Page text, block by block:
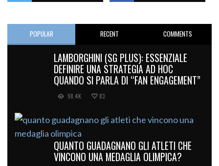
POPULAR RECENT COMMENTS
LAMBORGHINI (SG PLUS): ESSENZIALE
DEFINIRE UNA STRATEGIA AD HOC
QUANDO SI PARLA DI “FAN ENGAGEMENT”
98.4K 83
QUANTO GUADAGNANO GLI ATLETI CHE
VINCONO UNA MEDAGLIA OLIMPICA?